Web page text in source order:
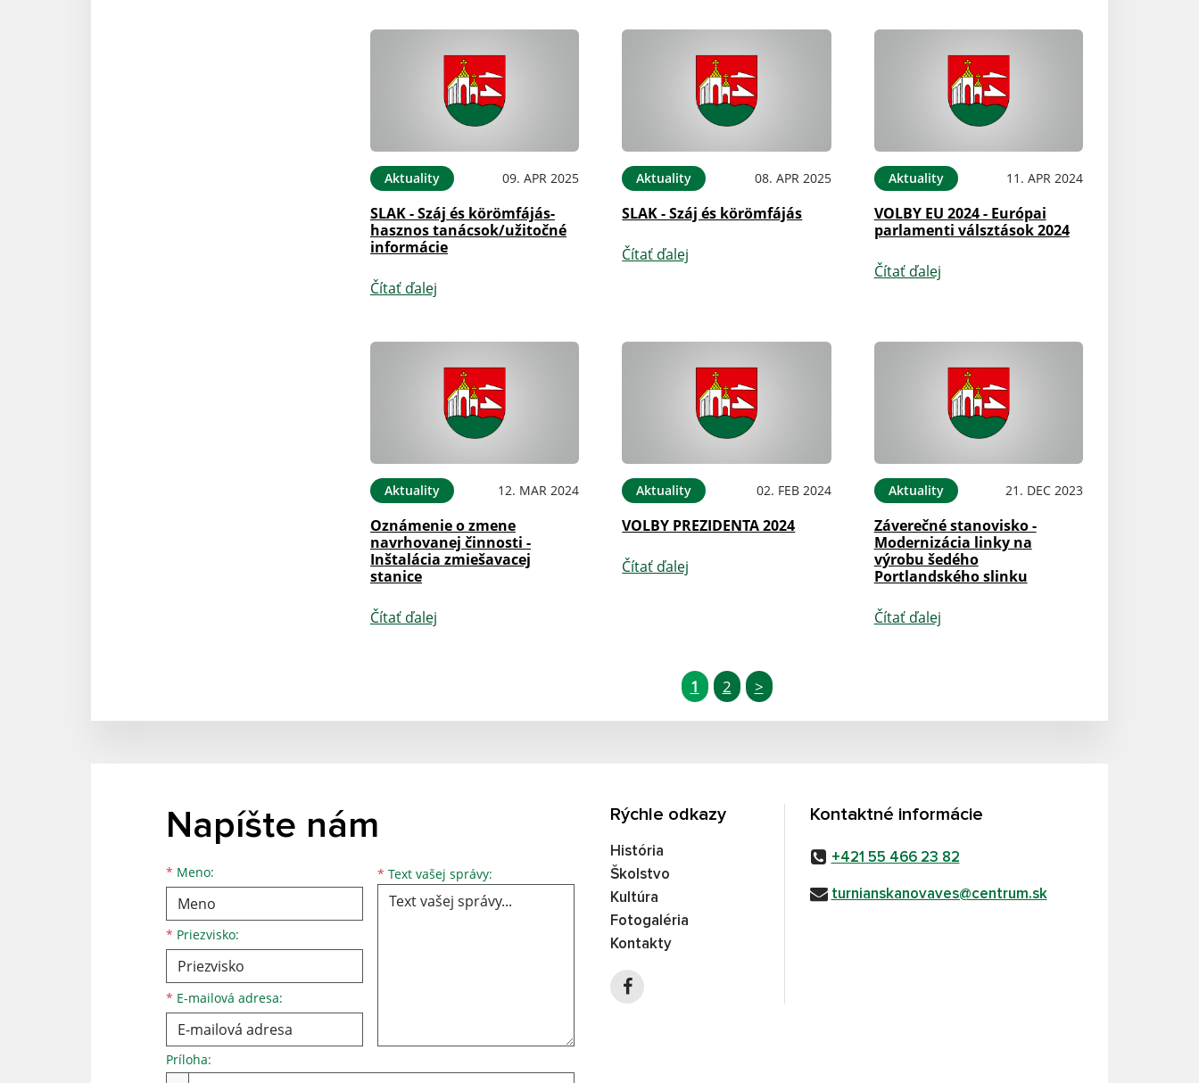
Aktuality 09. APR 2025
SLAK - Száj és körömfájás-
hasznos tanácsok/užitočné
informácie
Čítať ďalej
Aktuality 08. APR 2025
SLAK - Száj és körömfájás
Čítať ďalej
Aktuality 11. APR 2024
VOLBY EU 2024 - Európai
parlamenti válsztások 2024
Čítať ďalej
Aktuality 12. MAR 2024
Oznámenie o zmene
navrhovanej činnosti -
Inštalácia zmiešavacej
stanice
Čítať ďalej
Aktuality 02. FEB 2024
VOLBY PREZIDENTA 2024
Čítať ďalej
Aktuality 21. DEC 2023
Záverečné stanovisko -
Modernizácia linky na
výrobu šedého
Portlandského slinku
Čítať ďalej
1 2 >
Napíšte nám
* Meno:
Meno
* Priezvisko:
Priezvisko
* E-mailová adresa:
E-mailová adresa * Text vašej správy: Text vašej správy...
Príloha:
Rýchle odkazy
História
Školstvo
Kultúra
Fotogaléria
Kontakty
Kontaktné informácie
+421 55 466 23 82
turnianskanovaves@centrum.sk